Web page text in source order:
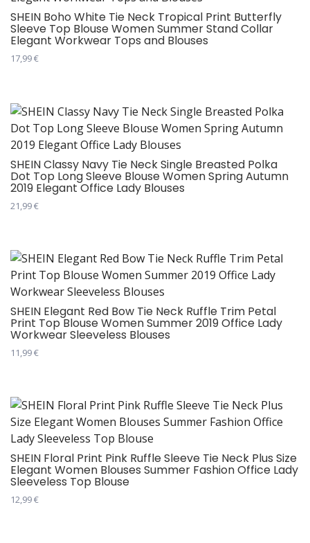
Опције
могу
бити
изабране
производа.
SHEIN Boho White Tie Neck Tropical Print Butterfly
Sleeve Top Blouse Women Summer Stand Collar
Elegant Workwear Tops and Blouses
17,99€
има
више
варијанти.
Опције
могу
бити
изабране
производа.
SHEIN Classy Navy Tie Neck Single Breasted Polka
Dot Top Long Sleeve Blouse Women Spring Autumn
2019 Elegant Office Lady Blouses
21,99€
има
више
варијанти.
Опције
могу
бити
изабране
производа.
SHEIN Elegant Red Bow Tie Neck Ruffle Trim Petal
Print Top Blouse Women Summer 2019 Office Lady
Workwear Sleeveless Blouses
11,99€
има
више
варијанти.
Опције
могу
бити
изабране
SHEIN Floral Print Pink Ruffle Sleeve Tie Neck Plus Size
Elegant Women Blouses Summer Fashion Office Lady
Sleeveless Top Blouse
12,99€